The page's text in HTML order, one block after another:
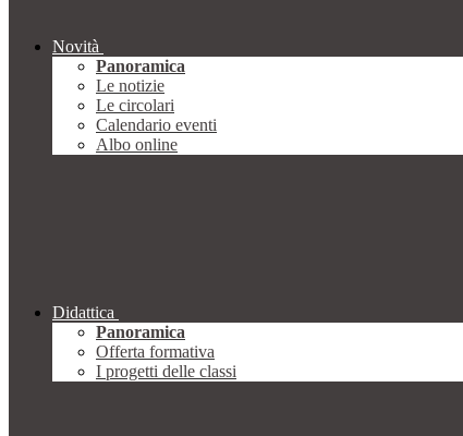
Novità
Panoramica
Le notizie
Le circolari
Calendario eventi
Albo online
Didattica
Panoramica
Offerta formativa
I progetti delle classi